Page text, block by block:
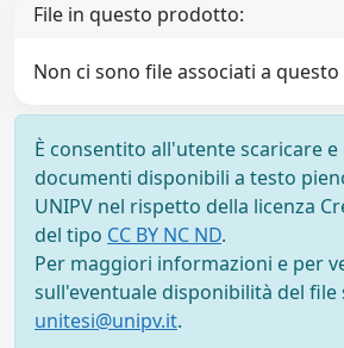
File in questo prodotto:
Non ci sono file associati a
È consentito all'utente scaricare
documenti disponibili a testo
UNIPV nel rispetto della licenza
del tipo CC BY NC ND.
Per maggiori informazioni e per
sull'eventuale disponibilità del file
unitesi@unipv.it.